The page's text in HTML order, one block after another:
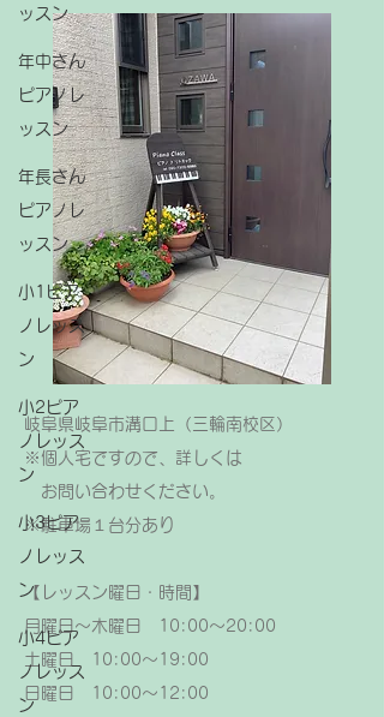
ッスン
年中さん
ピアノレ
ッスン
年長さん
ピアノレ
ッスン
小1ピア
ノレッス
ン
小2ピア
ノレッス
ン
小3ピア
ノレッス
ン
小4ピア
ノレッス
ン
岐阜県岐阜市溝口上（三輪南校区）
※個人宅ですので、詳しくは
お問い合わせください。
​※駐車場１台分あり
【レッスン曜日・時間】
月曜日～木曜日 10:00～20:00
土曜日 10:00～19:00
日曜日 10:00～12:00